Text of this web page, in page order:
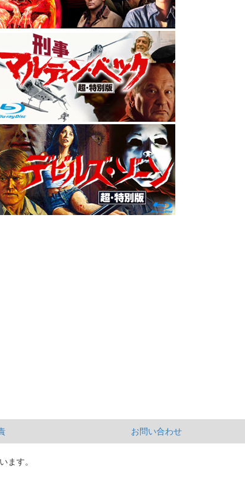
お問い合わせ
ます。